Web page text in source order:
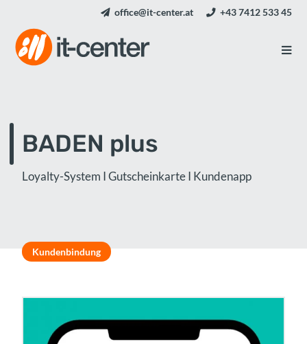
office@it-center.at +43 7412 533 45
BADEN plus
Loyalty-System I Gutscheinkarte I Kundenapp
Kundenbindung